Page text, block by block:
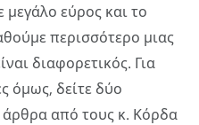
μεγάλο εύρος και το
περισσότερο μιας
διαφορετικός. Για
όμως, δείτε δύο
άρθρα από τους κ. Κόρδα